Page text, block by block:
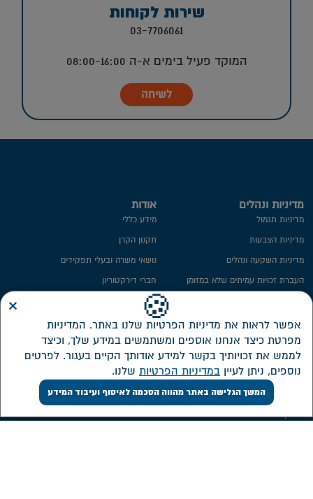
שירות לקוחות
03-7706061
המוקד פעיל בימים א-ה 08:00-16:00
לשיחה
אודות
מידע כללי
תקנון הקרן
נושאי משרה ובעלי תפקידים
חברי דירקטוריון
ועדת השקעות
ועדת הביקורת
ממונה על פניות הציבור
מבנה אחזקות
מדיניות ונהלים
מדיניות תגמול
מדיניות הצבעות
מדיניות השקעה ונהלים
העברת זכויות עמיתים שלא במזומן
מידע סטטיסטי
חתימה ממוחשבת
מדיניות פרטיות​
שירות לקוחות
🍪
אפשר לראות את מדיניות הפרטיות שלנו באתר. המדיניות
מפרטת כיצד אנחנו אוספים ומשתמשים במידע שלך, וכיצד
לממש את זכויותיך בקשר למידע אודותך הקיים בעגור. לפרטים
נוספים, ניתן לעיין במדיניות הפרטיות שלנו.
המשך הגלישה באתר מהווה הסכמה לאיסוף ועיבוד המידע
×